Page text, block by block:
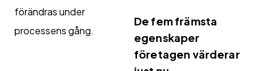
förändras under
processens gång.
De fem främsta
egenskaper
företagen värderar